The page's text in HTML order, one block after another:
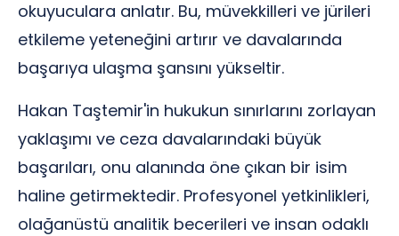
okuyuculara anlatır. Bu, müvekkilleri ve jürileri
etkileme yeteneğini artırır ve davalarında
başarıya ulaşma şansını yükseltir.
Hakan Taştemir'in hukukun sınırlarını zorlayan
yaklaşımı ve ceza davalarındaki büyük
başarıları, onu alanında öne çıkan bir isim
haline getirmektedir. Profesyonel yetkinlikleri,
olağanüstü analitik becerileri ve insan odaklı